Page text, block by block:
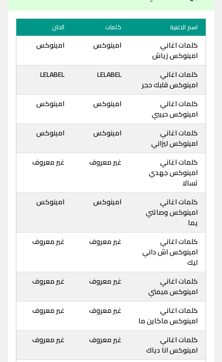
اسم الاغنية كلمات الحان
كلمات اغاني
امينوكس زياش
امينوكس امينوكس
كلمات اغاني
امينوكس قلبك حجر
LELABEL
LELABEL
كلمات اغاني
امينوكس حبيبي
امينوكس امينوكس
كلمات اغاني
امينوكس ليزاني
امينوكس امينوكس
كلمات اغاني
امينوكس جهدي
تسالا
غير معروف غير معروف
كلمات اغاني
امينوكس وصاتني
يما
امينوكس امينوكس
كلمات اغاني
امينوكس اش داني
ليك
غير معروف غير معروف
كلمات اغاني
امينوكس ميمتي
غير معروف غير معروف
كلمات اغاني
امينوكس ماكاين ما
غير معروف غير معروف
كلمات اغاني
امينوكس انا دياك
غير معروف غير معروف